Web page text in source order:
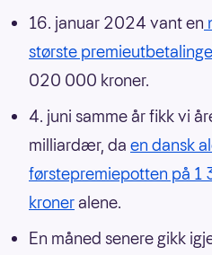
16. januar 2024 vant en
største
020 000 kroner.
4. juni samme år fikk vi
milliardær, da en dansk
førstepremiepotten på
kroneralene.
En måned senere gikk